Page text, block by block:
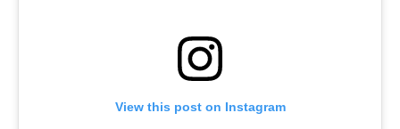
View this post on Instagram